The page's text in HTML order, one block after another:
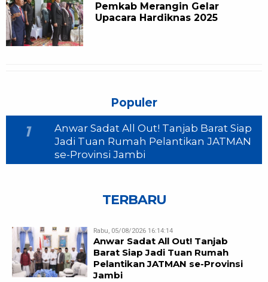
Pemkab Merangin Gelar
Upacara Hardiknas 2025
Populer
1
Anwar Sadat All Out! Tanjab Barat Siap
Jadi Tuan Rumah Pelantikan JATMAN
se-Provinsi Jambi
TERBARU
Rabu, 05/08/2026 16:14:14
Anwar Sadat All Out! Tanjab
Barat Siap Jadi Tuan Rumah
Pelantikan JATMAN se-Provinsi
Jambi